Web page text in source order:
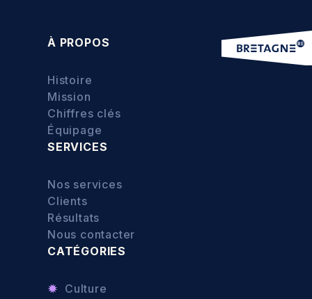
À PROPOS
Histoire
Mission
Chiffres clés
Équipage
SERVICES
Nos services
Clients
Résultats
Nous contacter
CATÉGORIES
Culture